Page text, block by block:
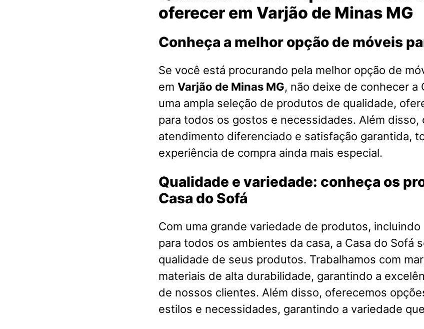
oferecer em Varjão de Minas MG
Conheça a melhor opção de móveis
Se você está procurando pela melhor opção de
em Varjão de Minas MG, não deixe de conhecer a
uma ampla seleção de produtos de qualidade,
para todos os gostos e necessidades. Além disso,
atendimento diferenciado e satisfação garantida,
experiência de compra ainda mais especial.
Qualidade e variedade: conheça os
Casa do Sofá
Com uma grande variedade de produtos,
para todos os ambientes da casa, a Casa do Sofá
qualidade de seus produtos. Trabalhamos com
materiais de alta durabilidade, garantindo a
de nossos clientes. Além disso, oferecemos
estilos e necessidades, garantindo a variedade